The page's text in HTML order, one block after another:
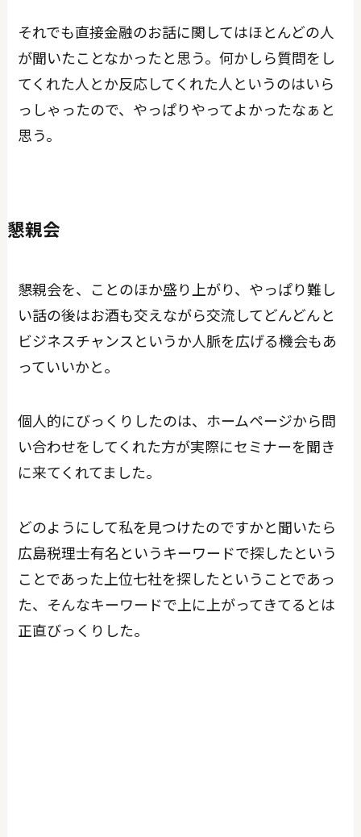
それでも直接金融のお話に関してはほとんどの人
が聞いたことなかったと思う。何かしら質問をし
てくれた人とか反応してくれた人というのはいら
っしゃったので、やっぱりやってよかったなぁと
思う。
懇親会
懇親会を、ことのほか盛り上がり、やっぱり難し
い話の後はお酒も交えながら交流してどんどんと
ビジネスチャンスというか人脈を広げる機会もあ
っていいかと。
個人的にびっくりしたのは、ホームページから問
い合わせをしてくれた方が実際にセミナーを聞き
に来てくれてました。
どのようにして私を見つけたのですかと聞いたら
広島税理士有名というキーワードで探したという
ことであった上位七社を探したということであっ
た、そんなキーワードで上に上がってきてるとは
正直びっくりした。